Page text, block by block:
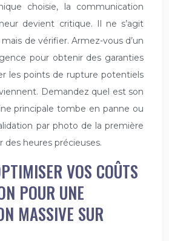
choisie, la communication
devient critique. Il ne s’agit
de vérifier. Armez-vous d’un
pour obtenir des garanties
les points de rupture potentiels
Demandez quel est son
principale tombe en panne ou
par photo de la première
des heures précieuses.
VOS COÛTS
POUR UNE
MASSIVE SUR